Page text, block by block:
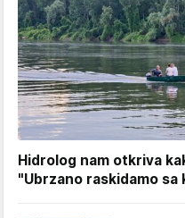
Hidrolog nam otkriva
"Ubrzano raskidamo sa